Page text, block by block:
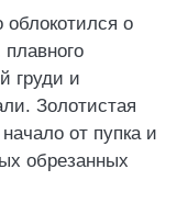
о
груди и
Золотистая
от пупка и
обрезанных